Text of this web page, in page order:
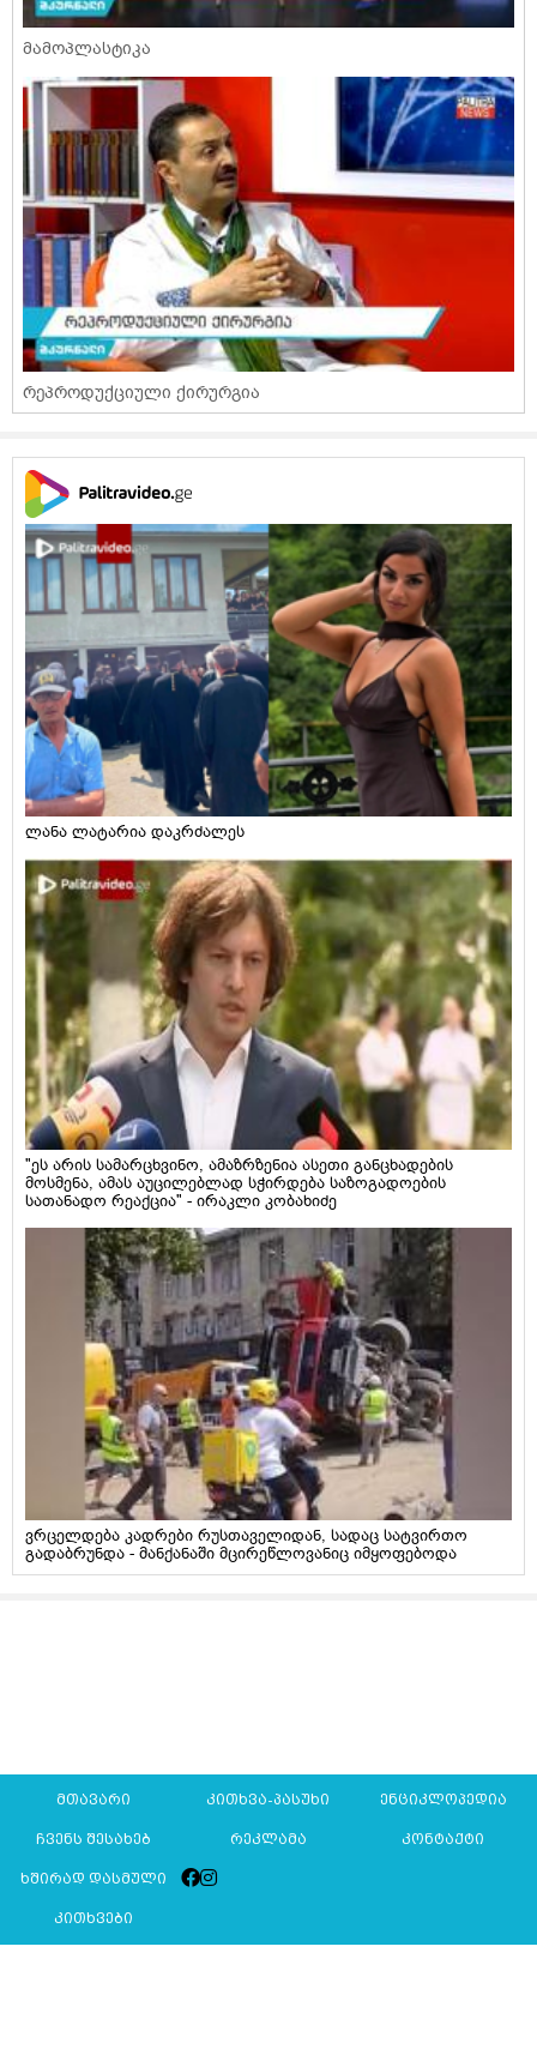
მამოპლასტიკა
რეპროდუქციული ქირურგია
ლანა ლატარია დაკრძალეს
"ეს არის სამარცხვინო, ამაზრზენია ასეთი განცხადების
მოსმენა, ამას აუცილებლად სჭირდება საზოგადოების
სათანადო რეაქცია" - ირაკლი კობახიძე
ვრცელდება კადრები რუსთაველიდან, სადაც სატვირთო
გადაბრუნდა - მანქანაში მცირეწლოვანიც იმყოფებოდა
მთავარი კითხვა-პასუხი ენციკლოპედია
ჩვენს შესახებ რეკლამა კონტაქტი
ხშირად დასმული
კითხვები